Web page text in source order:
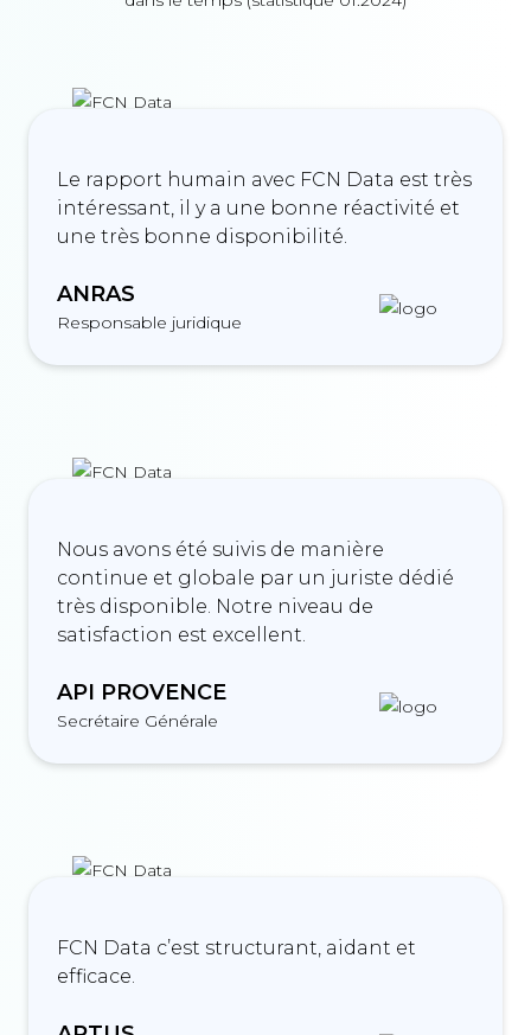
Le rapport humain avec FCN Data est très
intéressant, il y a une bonne réactivité et
une très bonne disponibilité.
ANRAS
Responsable juridique
Nous avons été suivis de manière
continue et globale par un juriste dédié
très disponible. Notre niveau de
satisfaction est excellent.
API PROVENCE
Secrétaire Générale
FCN Data c’est structurant, aidant et
efficace.